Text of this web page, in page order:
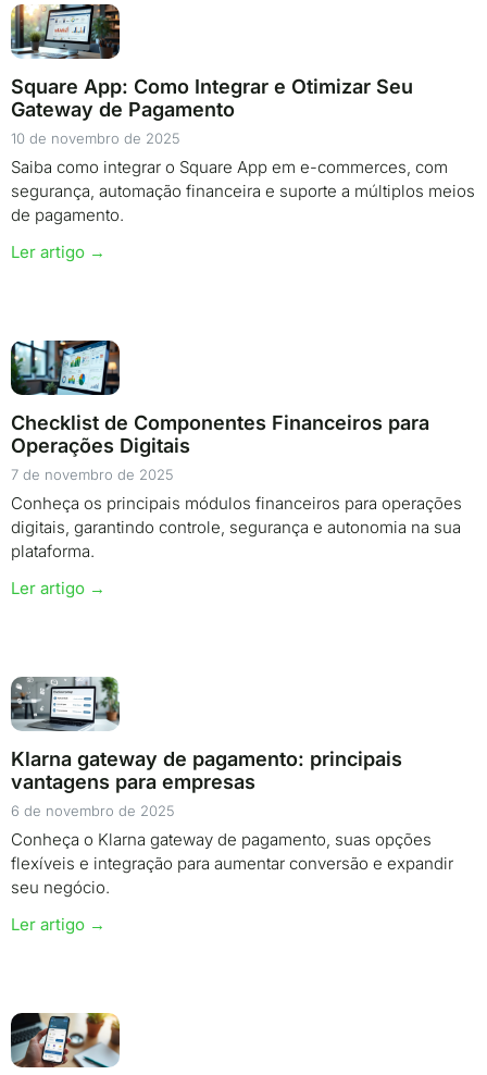
Square App: Como Integrar e Otimizar Seu
Gateway de Pagamento
10 de novembro de 2025
Saiba como integrar o Square App em e-commerces, com
segurança, automação financeira e suporte a múltiplos meios
de pagamento.
Ler artigo →
Checklist de Componentes Financeiros para
Operações Digitais
7 de novembro de 2025
Conheça os principais módulos financeiros para operações
digitais, garantindo controle, segurança e autonomia na sua
plataforma.
Ler artigo →
Klarna gateway de pagamento: principais
vantagens para empresas
6 de novembro de 2025
Conheça o Klarna gateway de pagamento, suas opções
flexíveis e integração para aumentar conversão e expandir
seu negócio.
Ler artigo →